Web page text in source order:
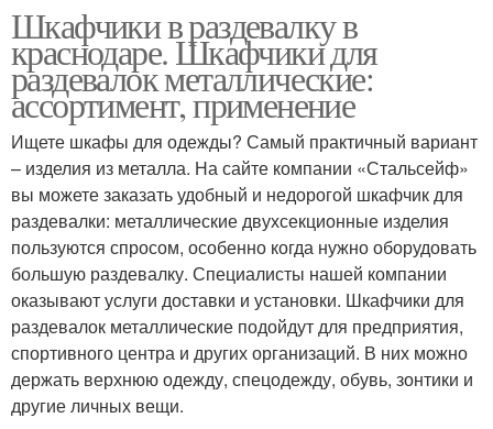
Шкафчики в раздевалку в
краснодаре. Шкафчики для
раздевалок металлические:
ассортимент, применение
Ищете шкафы для одежды? Самый практичный вариант
– изделия из металла. На сайте компании «Стальсейф»
вы можете заказать удобный и недорогой шкафчик для
раздевалки: металлические двухсекционные изделия
пользуются спросом, особенно когда нужно оборудовать
большую раздевалку. Специалисты нашей компании
оказывают услуги доставки и установки. Шкафчики для
раздевалок металлические подойдут для предприятия,
спортивного центра и других организаций. В них можно
держать верхнюю одежду, спецодежду, обувь, зонтики и
другие личных вещи.